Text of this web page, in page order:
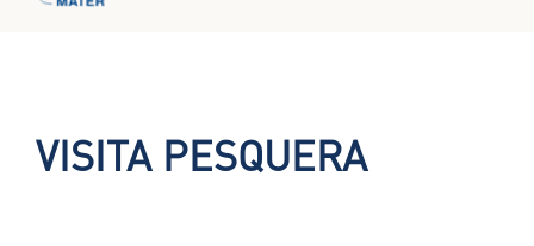
VISITA PESQUERA